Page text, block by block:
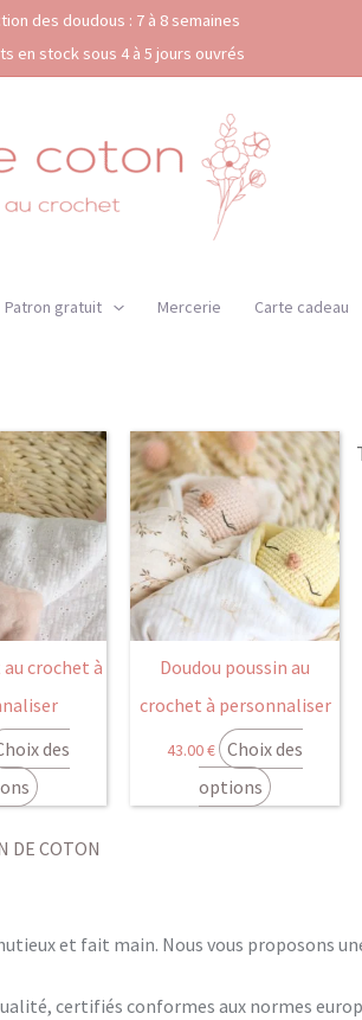
des doudous : 7 à 8 semaines
en stock sous 4 à 5 jours ouvrés
Patron gratuit Mercerie Carte cadeau
crochet à
des
Doudou poussin au
crochet à personnaliser
43.00€ Choix des
options
DE COTON
et fait main. Nous vous proposons
certifiés conformes aux normes